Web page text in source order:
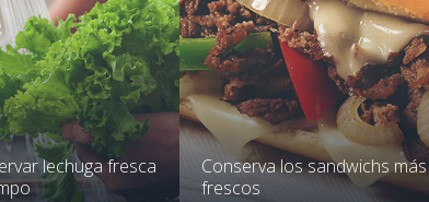
lechuga fresca
Conserva los sandwichs más
frescos